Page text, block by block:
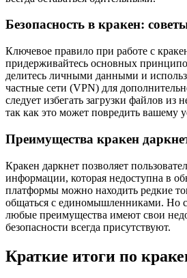
Безопасность в кракен:
Ключевое правило при работе с
придерживайтесь основных
делитесь личными данными и
частные сети (VPN) для
следует избегать загрузки файлов из
так как это может повредить вашему
Преимущества кракен
Кракен даркнет позволяет
информации, которая недоступна в
платформы можно находить редкие
общаться с единомышленниками. Но
любые преимущества имеют свои
безопасности всегда присутствуют.
Краткие итоги по